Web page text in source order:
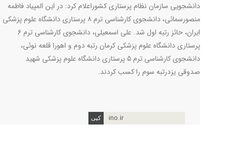
دانشجویی سازمان نظام پرستاری کشوراعلام کرد: در این المپیاد فاطمه
منصورسمائی، دانشجوی کارشناسی ترم ۸ پرستاری دانشگاه علوم پزشکی
ایران، حائز رتبه اول شد. علی اسمعیلی، دانشجوی کارشناسی ترم ۶
پرستاری دانشگاه علوم پزشکی کرمان رتبه دوم و اهورا قلعه نوئی،
دانشجوی کارشناسی ترم ۵ پرستاری دانشگاه علوم پزشکی شهید
صدوقی یزدرتبه سوم را کسب کردند.
ino.ir